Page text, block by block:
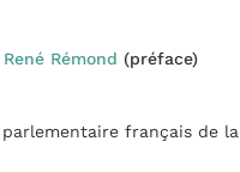
René Rémond (préface)
français de la